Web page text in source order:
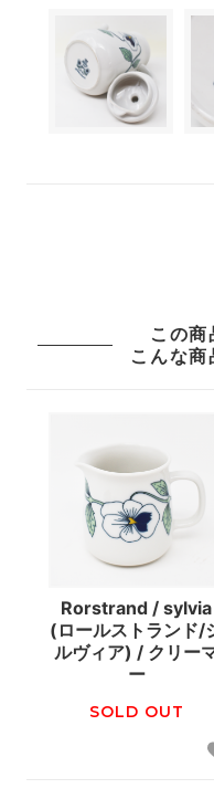
この商
こんな
Rorstrand / sylvia
(ロールストランド/
ルヴィア) / クリー
ー
SOLD OUT